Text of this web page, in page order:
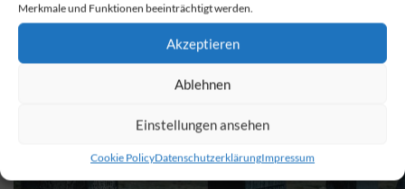
Merkmale und Funktionen beeinträchtigt werden.
Akzeptieren
Ablehnen
Einstellungen ansehen
Cookie PolicyDatenschutzerklärungImpressum